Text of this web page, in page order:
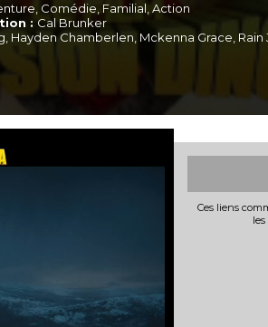
Comédie, Familial, Action
: Cal Brunker
Hayden Chamberlen, Mckenna Grace, Rain
Ces liens